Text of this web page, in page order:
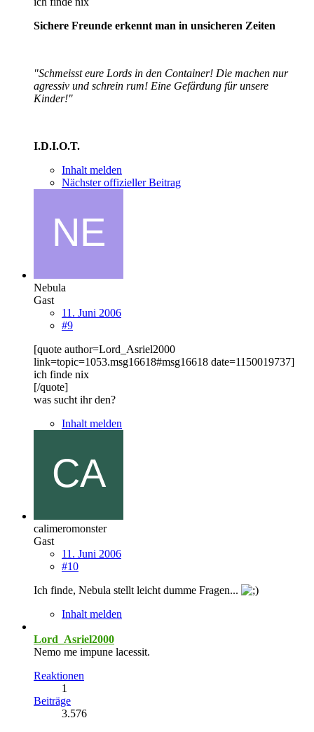
Sichere Freunde erkennt man in unsicheren Zeiten
"Schmeisst eure Lords in den Container! Die machen nur
agressiv und schrein rum! Eine Gefärdung für unsere
Kinder!"
I.D.I.O.T.
Inhalt melden
Nächster offizieller Beitrag
Nebula
Gast
11. Juni 2006
#9
[quote author=Lord_Asriel2000
link=topic=1053.msg16618#msg16618 date=1150019737]
ich finde nix
[/quote]
was sucht ihr den?
Inhalt melden
calimeromonster
Gast
11. Juni 2006
#10
Ich finde, Nebula stellt leicht dumme Fragen...
Inhalt melden
Lord_Asriel2000
Nemo me impune lacessit.
Reaktionen
1
Beiträge
3.576